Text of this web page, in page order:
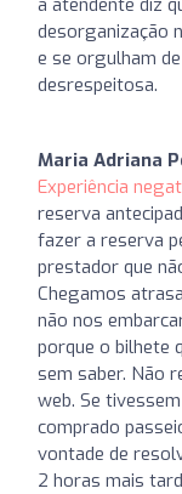
desorganização
e se orgulham
desrespeitosa.
Maria Adriana
Experiência
reserva
fazer a reserva
prestador que
Chegamos
não nos
porque o bilhete
sem saber. Não
web. Se
comprado
vontade de
2 horas mais